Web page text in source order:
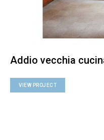
Addio vecchia
VIEW PROJECT